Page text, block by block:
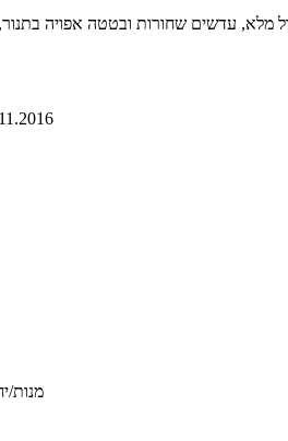
אפויה בתנור, 712 קלוריות למנה, 219 קלוריות ל-100 גרם
2 מנות/יחידות,